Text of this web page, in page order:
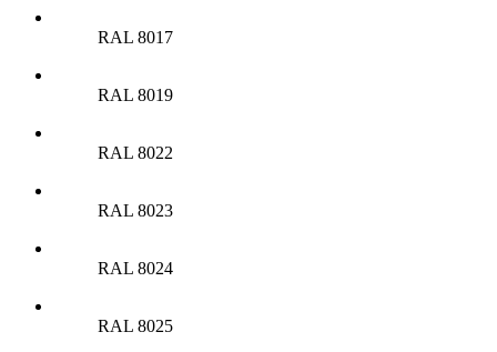
RAL 8017
RAL 8019
RAL 8022
RAL 8023
RAL 8024
RAL 8025